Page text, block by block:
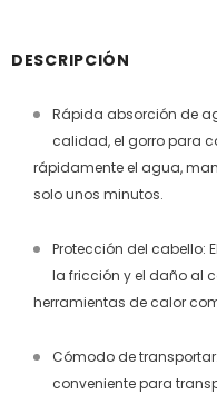
DESCRIPCIÓN
Rápida absorción de
calidad, el gorro para
rápidamente el agua,
solo unos minutos.
Protección del cabello:
la fricción y el daño al
herramientas de calor
Cómodo de
conveniente para